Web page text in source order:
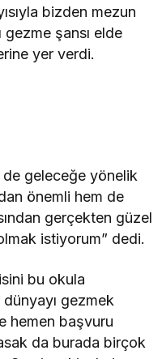
bizden mezun
şansı elde
yer verdi.
de geleceğe yönelik
önemli hem de
gerçekten güzel
istiyorum” dedi.
bu okula
gezmek
hemen başvuru
da burada birçok